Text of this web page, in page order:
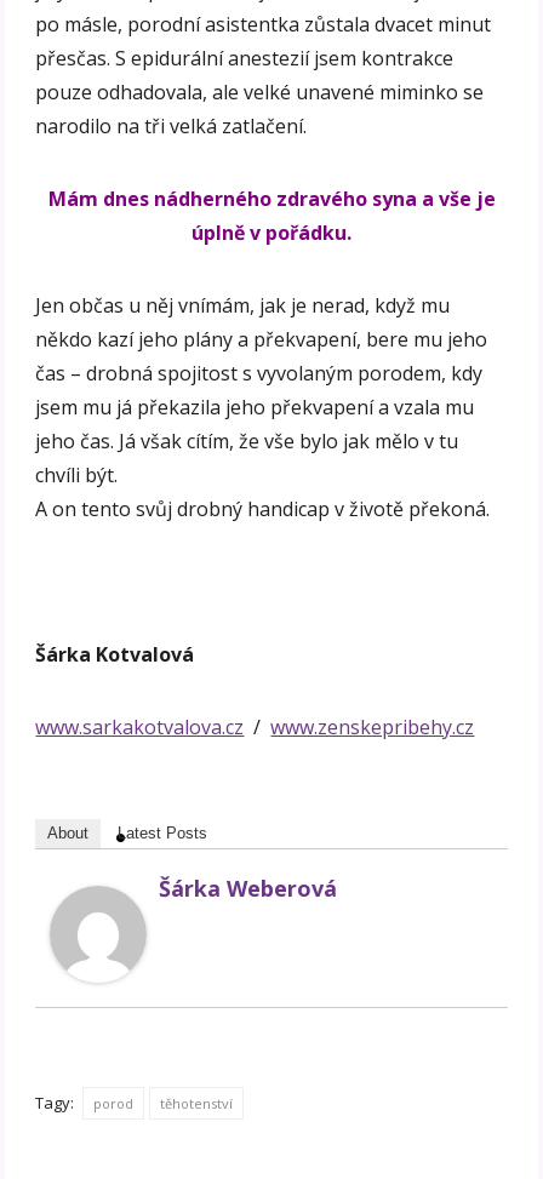
po másle, porodní asistentka zůstala dvacet minut
přesčas. S epidurální anestezií jsem kontrakce
pouze odhadovala, ale velké unavené miminko se
narodilo na tři velká zatlačení.
Mám dnes nádherného zdravého syna a vše je
úplně v pořádku.
Jen občas u něj vnímám, jak je nerad, když mu
někdo kazí jeho plány a překvapení, bere mu jeho
čas – drobná spojitost s vyvolaným porodem, kdy
jsem mu já překazila jeho překvapení a vzala mu
jeho čas. Já však cítím, že vše bylo jak mělo v tu
chvíli být.
A on tento svůj drobný handicap v životě překoná.
Šárka Kotvalová
www.sarkakotvalova.cz /www.zenskepribehy.cz
About Latest Posts
Šárka Weberová
Tagy: porod těhotenství